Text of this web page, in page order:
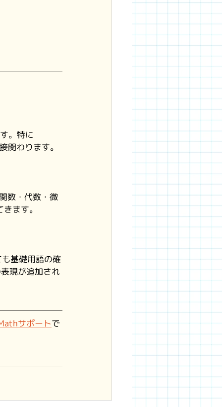
。特に
わります。
数・代数・微
ます。
基礎用語の確
現が追加され
サポートで